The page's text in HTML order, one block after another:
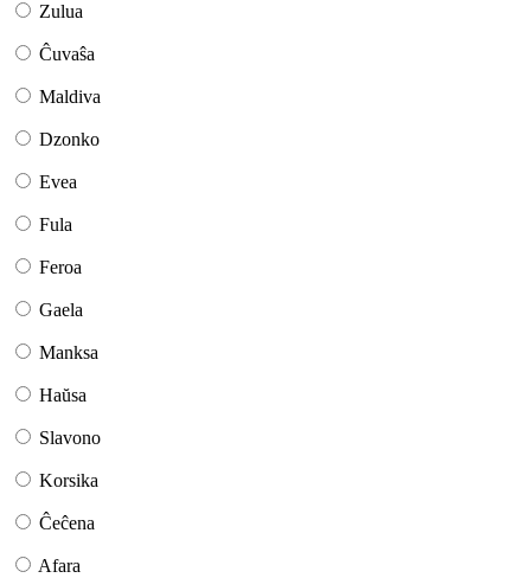
Zulua
Ĉuvaŝa
Maldiva
Dzonko
Evea
Fula
Feroa
Gaela
Manksa
Haŭsa
Slavono
Korsika
Ĉeĉena
Afara